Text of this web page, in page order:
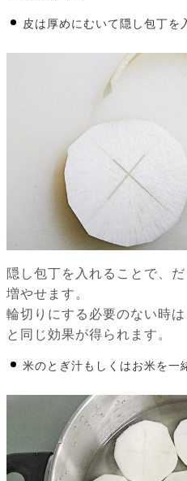
皮は厚めにむいて隠し包丁を
隠し包丁を入れることで、
増やせます。
輪切りにする必要のない時
と同じ効果が得られます。
米のとぎ汁もしくはお米を一